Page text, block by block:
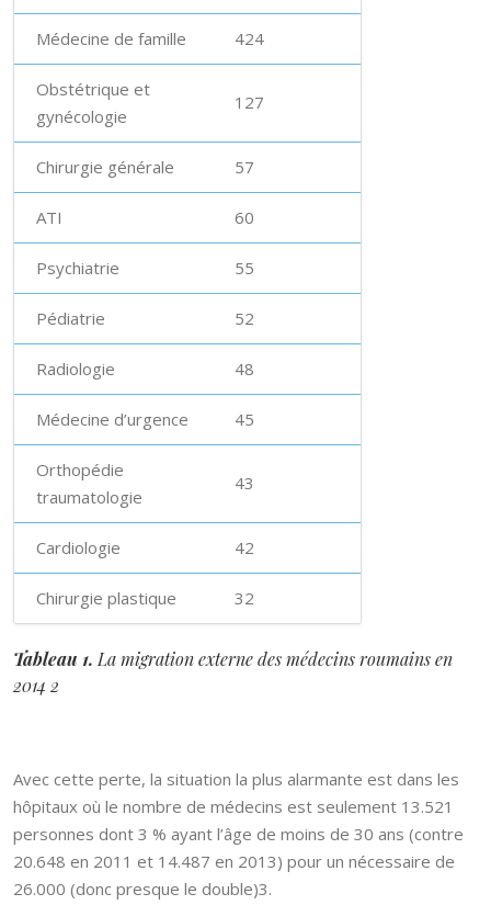
Médecine de famille 424
Obstétrique et
gynécologie
127
Chirurgie générale 57
ATI 60
Psychiatrie 55
Pédiatrie 52
Radiologie 48
Médecine d’urgence 45
Orthopédie
traumatologie
43
Cardiologie 42
Chirurgie plastique 32
Tableau 1. La migration externe des médecins roumains en
2014 2
Avec cette perte, la situation la plus alarmante est dans les
hôpitaux où le nombre de médecins est seulement 13.521
personnes dont 3 % ayant l’âge de moins de 30 ans (contre
20.648 en 2011 et 14.487 en 2013) pour un nécessaire de
26.000 (donc presque le double)3.